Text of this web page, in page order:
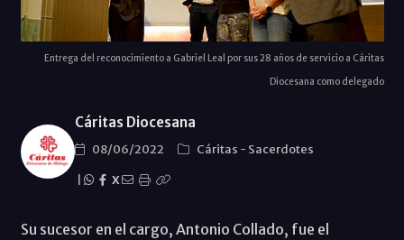
Entrega del reconocimiento a Gabriel Leal por sus 28 años de servicio a Cáritas
Diocesana como delegado
Cáritas Diocesana
08/06/2022 Cáritas - Sacerdotes
X
Su sucesor en el cargo, Antonio Collado, fue el